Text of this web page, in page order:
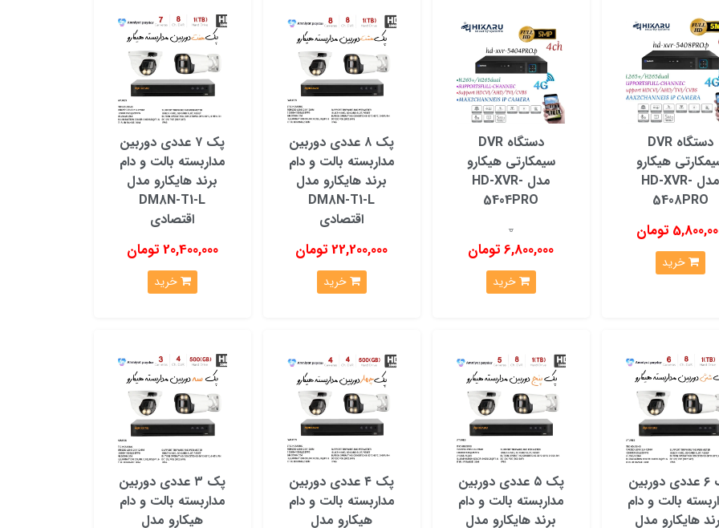
زیر توجه کنید:
نیاز را تعیین می‌کند.
را مشخص می‌کند.
مانند دید در شب، تشخیص حرکت و قابلیت اتصال به اینترنت، در انتخاب محصول موثر هستند.
و لنز دوربین را تعیین می‌کند.
افرادی هستند که به دنبال یک سیستم نظارتی با کیفیت بالا، قابلیت‌های متنوع و قیمت مناسب هستند. با توجه به تنوع
خاطر از محصولات هیکارو برای تامین امنیت خود و اموال خود استفاده کنید.
دستگاه DVR
هیکارو
مدل HD-XVR-
5408PRO
تومان
خرید
دستگاه DVR
سیمکارتی هیکارو
مدل HD-XVR-
5404PRO
0
6,800,000 تومان
خرید
پک ۸ عددی دوربین
مداربسته بالت و دام
برند هایکارو مدل
DM8N-T1-L
اقتصادی
22,200,000 تومان
خرید
پک ۷ عددی دوربین
مداربسته بالت و دام
برند هایکارو مدل
DM8N-T1-L
اقتصادی
20,400,000 تومان
خرید
پک ۶ عددی دوربین
بالت و دام
هایکارو مدل
پک ۵ عددی دوربین
مداربسته بالت و دام
برند هایکارو مدل
پک ۴ عددی دوربین
مداربسته بالت و دام
هیکارو مدل
پک ۳ عددی دوربین
مداربسته بالت و دام
هیکارو مدل